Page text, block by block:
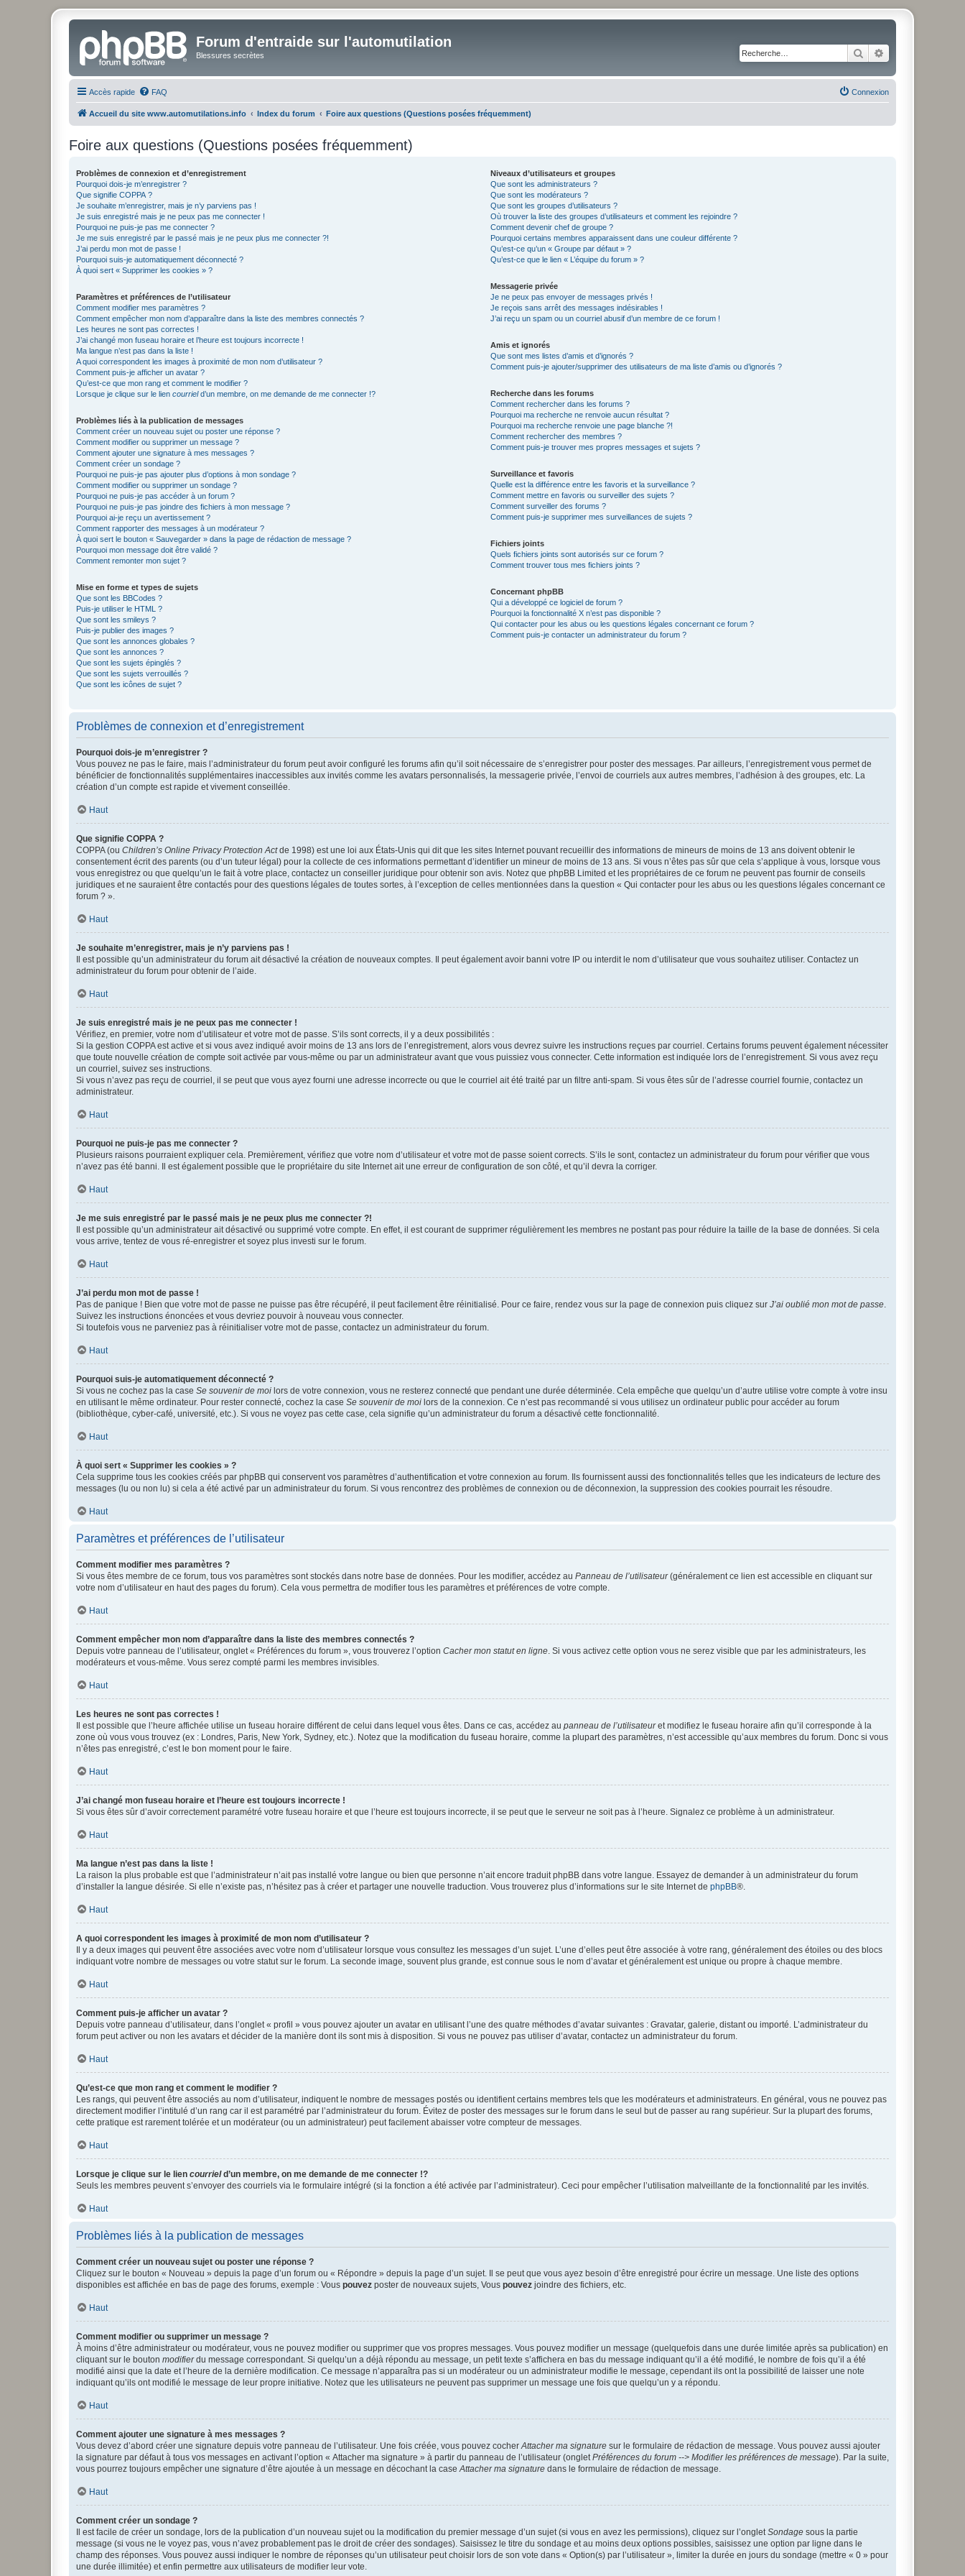
Forum d'entraide sur l'automutilation
Blessures secrètes Rechercher
Accès rapide FAQ Connexion
Accueil du site www.automutilations.info Index du forum Foire aux questions (Questions posées fréquemment)
Foire aux questions (Questions posées fréquemment)
Problèmes de connexion et d’enregistrement
Pourquoi dois-je m’enregistrer ?
Que signifie COPPA ?
Je souhaite m’enregistrer, mais je n’y parviens pas !
Je suis enregistré mais je ne peux pas me connecter !
Pourquoi ne puis-je pas me connecter ?
Je me suis enregistré par le passé mais je ne peux plus me connecter ?!
J’ai perdu mon mot de passe !
Pourquoi suis-je automatiquement déconnecté ?
À quoi sert « Supprimer les cookies » ?
Paramètres et préférences de l’utilisateur
Comment modifier mes paramètres ?
Comment empêcher mon nom d’apparaître dans la liste des membres connectés ?
Les heures ne sont pas correctes !
J’ai changé mon fuseau horaire et l’heure est toujours incorrecte !
Ma langue n’est pas dans la liste !
A quoi correspondent les images à proximité de mon nom d’utilisateur ?
Comment puis-je afficher un avatar ?
Qu’est-ce que mon rang et comment le modifier ?
Lorsque je clique sur le lien courrield’un membre, on me demande de me connecter !?
Problèmes liés à la publication de messages
Comment créer un nouveau sujet ou poster une réponse ?
Comment modifier ou supprimer un message ?
Comment ajouter une signature à mes messages ?
Comment créer un sondage ?
Pourquoi ne puis-je pas ajouter plus d’options à mon sondage ?
Comment modifier ou supprimer un sondage ?
Pourquoi ne puis-je pas accéder à un forum ?
Pourquoi ne puis-je pas joindre des fichiers à mon message ?
Pourquoi ai-je reçu un avertissement ?
Comment rapporter des messages à un modérateur ?
À quoi sert le bouton « Sauvegarder » dans la page de rédaction de message ?
Pourquoi mon message doit être validé ?
Comment remonter mon sujet ?
Mise en forme et types de sujets
Que sont les BBCodes ?
Puis-je utiliser le HTML ?
Que sont les smileys ?
Puis-je publier des images ?
Que sont les annonces globales ?
Que sont les annonces ?
Que sont les sujets épinglés ?
Que sont les sujets verrouillés ?
Que sont les icônes de sujet ?
Niveaux d’utilisateurs et groupes
Que sont les administrateurs ?
Que sont les modérateurs ?
Que sont les groupes d’utilisateurs ?
Où trouver la liste des groupes d’utilisateurs et comment les rejoindre ?
Comment devenir chef de groupe ?
Pourquoi certains membres apparaissent dans une couleur différente ?
Qu’est-ce qu’un « Groupe par défaut » ?
Qu’est-ce que le lien « L’équipe du forum » ?
Messagerie privée
Je ne peux pas envoyer de messages privés !
Je reçois sans arrêt des messages indésirables !
J’ai reçu un spam ou un courriel abusif d’un membre de ce forum !
Amis et ignorés
Que sont mes listes d’amis et d’ignorés ?
Comment puis-je ajouter/supprimer des utilisateurs de ma liste d’amis ou d’ignorés ?
Recherche dans les forums
Comment rechercher dans les forums ?
Pourquoi ma recherche ne renvoie aucun résultat ?
Pourquoi ma recherche renvoie une page blanche ?!
Comment rechercher des membres ?
Comment puis-je trouver mes propres messages et sujets ?
Surveillance et favoris
Quelle est la différence entre les favoris et la surveillance ?
Comment mettre en favoris ou surveiller des sujets ?
Comment surveiller des forums ?
Comment puis-je supprimer mes surveillances de sujets ?
Fichiers joints
Quels fichiers joints sont autorisés sur ce forum ?
Comment trouver tous mes fichiers joints ?
Concernant phpBB
Qui a développé ce logiciel de forum ?
Pourquoi la fonctionnalité X n’est pas disponible ?
Qui contacter pour les abus ou les questions légales concernant ce forum ?
Comment puis-je contacter un administrateur du forum ?
Problèmes de connexion et d’enregistrement
Pourquoi dois-je m’enregistrer ?
Vous pouvez ne pas le faire, mais l’administrateur du forum peut avoir configuré les forums afin qu’il soit nécessaire de s’enregistrer pour poster des messages. Par ailleurs, l’enregistrement vous permet de
bénéficier de fonctionnalités supplémentaires inaccessibles aux invités comme les avatars personnalisés, la messagerie privée, l’envoi de courriels aux autres membres, l’adhésion à des groupes, etc. La
création d’un compte est rapide et vivement conseillée.
Haut
Que signifie COPPA ?
COPPA (ou Children’s Online Privacy Protection Actde 1998) est une loi aux États-Unis qui dit que les sites Internet pouvant recueillir des informations de mineurs de moins de 13 ans doivent obtenir le
consentement écrit des parents (ou d’un tuteur légal) pour la collecte de ces informations permettant d’identifier un mineur de moins de 13 ans. Si vous n’êtes pas sûr que cela s’applique à vous, lorsque vous
vous enregistrez ou que quelqu’un le fait à votre place, contactez un conseiller juridique pour obtenir son avis. Notez que phpBB Limited et les propriétaires de ce forum ne peuvent pas fournir de conseils
juridiques et ne sauraient être contactés pour des questions légales de toutes sortes, à l’exception de celles mentionnées dans la question « Qui contacter pour les abus ou les questions légales concernant ce
forum ? ».
Haut
Je souhaite m’enregistrer, mais je n’y parviens pas !
Il est possible qu’un administrateur du forum ait désactivé la création de nouveaux comptes. Il peut également avoir banni votre IP ou interdit le nom d’utilisateur que vous souhaitez utiliser. Contactez un
administrateur du forum pour obtenir de l’aide.
Haut
Je suis enregistré mais je ne peux pas me connecter !
Vérifiez, en premier, votre nom d’utilisateur et votre mot de passe. S’ils sont corrects, il y a deux possibilités :
Si la gestion COPPA est active et si vous avez indiqué avoir moins de 13 ans lors de l’enregistrement, alors vous devrez suivre les instructions reçues par courriel. Certains forums peuvent également nécessiter
que toute nouvelle création de compte soit activée par vous-même ou par un administrateur avant que vous puissiez vous connecter. Cette information est indiquée lors de l’enregistrement. Si vous avez reçu
un courriel, suivez ses instructions.
Si vous n’avez pas reçu de courriel, il se peut que vous ayez fourni une adresse incorrecte ou que le courriel ait été traité par un filtre anti-spam. Si vous êtes sûr de l’adresse courriel fournie, contactez un
administrateur.
Haut
Pourquoi ne puis-je pas me connecter ?
Plusieurs raisons pourraient expliquer cela. Premièrement, vérifiez que votre nom d’utilisateur et votre mot de passe soient corrects. S’ils le sont, contactez un administrateur du forum pour vérifier que vous
n’avez pas été banni. Il est également possible que le propriétaire du site Internet ait une erreur de configuration de son côté, et qu’il devra la corriger.
Haut
Je me suis enregistré par le passé mais je ne peux plus me connecter ?!
Il est possible qu’un administrateur ait désactivé ou supprimé votre compte. En effet, il est courant de supprimer régulièrement les membres ne postant pas pour réduire la taille de la base de données. Si cela
vous arrive, tentez de vous ré-enregistrer et soyez plus investi sur le forum.
Haut
J’ai perdu mon mot de passe !
Pas de panique ! Bien que votre mot de passe ne puisse pas être récupéré, il peut facilement être réinitialisé. Pour ce faire, rendez vous sur la page de connexion puis cliquez sur J’ai oublié mon mot de passe
Suivez les instructions énoncées et vous devriez pouvoir à nouveau vous connecter.
Si toutefois vous ne parveniez pas à réinitialiser votre mot de passe, contactez un administrateur du forum.
Haut
Pourquoi suis-je automatiquement déconnecté ?
Si vous ne cochez pas la case Se souvenir de moi lors de votre connexion, vous ne resterez connecté que pendant une durée déterminée. Cela empêche que quelqu’un d’autre utilise votre compte à votre insu
en utilisant le même ordinateur. Pour rester connecté, cochez la case Se souvenir de moi lors de la connexion. Ce n’est pas recommandé si vous utilisez un ordinateur public pour accéder au forum
(bibliothèque, cyber-café, université, etc.). Si vous ne voyez pas cette case, cela signifie qu’un administrateur du forum a désactivé cette fonctionnalité.
Haut
À quoi sert « Supprimer les cookies » ?
Cela supprime tous les cookies créés par phpBB qui conservent vos paramètres d’authentification et votre connexion au forum. Ils fournissent aussi des fonctionnalités telles que les indicateurs de lecture des
messages (lu ou non lu) si cela a été activé par un administrateur du forum. Si vous rencontrez des problèmes de connexion ou de déconnexion, la suppression des cookies pourrait les résoudre.
Haut
Paramètres et préférences de l’utilisateur
Comment modifier mes paramètres ?
Si vous êtes membre de ce forum, tous vos paramètres sont stockés dans notre base de données. Pour les modifier, accédez au Panneau de l’utilisateur(généralement ce lien est accessible en cliquant sur
votre nom d’utilisateur en haut des pages du forum). Cela vous permettra de modifier tous les paramètres et préférences de votre compte.
Haut
Comment empêcher mon nom d’apparaître dans la liste des membres connectés ?
Depuis votre panneau de l’utilisateur, onglet « Préférences du forum », vous trouverez l’option Cacher mon statut en ligne . Si vous activez cette option vous ne serez visible que par les administrateurs, les
modérateurs et vous-même. Vous serez compté parmi les membres invisibles.
Haut
Les heures ne sont pas correctes !
Il est possible que l’heure affichée utilise un fuseau horaire différent de celui dans lequel vous êtes. Dans ce cas, accédez au panneau de l’utilisateuret modifiez le fuseau horaire afin qu’il corresponde à la
zone où vous vous trouvez (ex : Londres, Paris, New York, Sydney, etc.). Notez que la modification du fuseau horaire, comme la plupart des paramètres, n’est accessible qu’aux membres du forum. Donc si vous
n’êtes pas enregistré, c’est le bon moment pour le faire.
Haut
J’ai changé mon fuseau horaire et l’heure est toujours incorrecte !
Si vous êtes sûr d’avoir correctement paramétré votre fuseau horaire et que l’heure est toujours incorrecte, il se peut que le serveur ne soit pas à l’heure. Signalez ce problème à un administrateur.
Haut
Ma langue n’est pas dans la liste !
La raison la plus probable est que l’administrateur n’ait pas installé votre langue ou bien que personne n’ait encore traduit phpBB dans votre langue. Essayez de demander à un administrateur du forum
d’installer la langue désirée. Si elle n’existe pas, n’hésitez pas à créer et partager une nouvelle traduction. Vous trouverez plus d’informations sur le site Internet de phpBB®.
Haut
A quoi correspondent les images à proximité de mon nom d’utilisateur ?
Il y a deux images qui peuvent être associées avec votre nom d’utilisateur lorsque vous consultez les messages d’un sujet. L’une d’elles peut être associée à votre rang, généralement des étoiles ou des blocs
indiquant votre nombre de messages ou votre statut sur le forum. La seconde image, souvent plus grande, est connue sous le nom d’avatar et généralement est unique ou propre à chaque membre.
Haut
Comment puis-je afficher un avatar ?
Depuis votre panneau d’utilisateur, dans l’onglet « profil » vous pouvez ajouter un avatar en utilisant l’une des quatre méthodes d’avatar suivantes : Gravatar, galerie, distant ou importé. L’administrateur du
forum peut activer ou non les avatars et décider de la manière dont ils sont mis à disposition. Si vous ne pouvez pas utiliser d’avatar, contactez un administrateur du forum.
Haut
Qu’est-ce que mon rang et comment le modifier ?
Les rangs, qui peuvent être associés au nom d’utilisateur, indiquent le nombre de messages postés ou identifient certains membres tels que les modérateurs et administrateurs. En général, vous ne pouvez pas
directement modifier l’intitulé d’un rang car il est paramétré par l’administrateur du forum. Évitez de poster des messages sur le forum dans le seul but de passer au rang supérieur. Sur la plupart des forums,
cette pratique est rarement tolérée et un modérateur (ou un administrateur) peut facilement abaisser votre compteur de messages.
Haut
Lorsque je clique sur le lien courrield’un membre, on me demande de me connecter !?
Seuls les membres peuvent s’envoyer des courriels via le formulaire intégré (si la fonction a été activée par l’administrateur). Ceci pour empêcher l’utilisation malveillante de la fonctionnalité par les invités.
Haut
Problèmes liés à la publication de messages
Comment créer un nouveau sujet ou poster une réponse ?
Cliquez sur le bouton « Nouveau » depuis la page d’un forum ou « Répondre » depuis la page d’un sujet. Il se peut que vous ayez besoin d’être enregistré pour écrire un message. Une liste des options
disponibles est affichée en bas de page des forums, exemple : Vous pouvez poster de nouveaux sujets, Vous pouvez joindre des fichiers, etc.
Haut
Comment modifier ou supprimer un message ?
À moins d’être administrateur ou modérateur, vous ne pouvez modifier ou supprimer que vos propres messages. Vous pouvez modifier un message (quelquefois dans une durée limitée après sa publication) en
cliquant sur le bouton modifierdu message correspondant. Si quelqu’un a déjà répondu au message, un petit texte s’affichera en bas du message indiquant qu’il a été modifié, le nombre de fois qu’il a été
modifié ainsi que la date et l’heure de la dernière modification. Ce message n’apparaîtra pas si un modérateur ou un administrateur modifie le message, cependant ils ont la possibilité de laisser une note
indiquant qu’ils ont modifié le message de leur propre initiative. Notez que les utilisateurs ne peuvent pas supprimer un message une fois que quelqu’un y a répondu.
Haut
Comment ajouter une signature à mes messages ?
Vous devez d’abord créer une signature depuis votre panneau de l’utilisateur. Une fois créée, vous pouvez cocher Attacher ma signature sur le formulaire de rédaction de message. Vous pouvez aussi ajouter
la signature par défaut à tous vos messages en activant l’option « Attacher ma signature » à partir du panneau de l’utilisateur (onglet Préférences du forum --> Modifier les préférences de message). Par la suite,
vous pourrez toujours empêcher une signature d’être ajoutée à un message en décochant la case Attacher ma signature dans le formulaire de rédaction de message.
Haut
Comment créer un sondage ?
Il est facile de créer un sondage, lors de la publication d’un nouveau sujet ou la modification du premier message d’un sujet (si vous en avez les permissions), cliquez sur l’onglet Sondage sous la partie
message (si vous ne le voyez pas, vous n’avez probablement pas le droit de créer des sondages). Saisissez le titre du sondage et au moins deux options possibles, saisissez une option par ligne dans le
champ des réponses. Vous pouvez aussi indiquer le nombre de réponses qu’un utilisateur peut choisir lors de son vote dans « Option(s) par l’utilisateur », limiter la durée en jours du sondage (mettre « 0 » pour
une durée illimitée) et enfin permettre aux utilisateurs de modifier leur vote.